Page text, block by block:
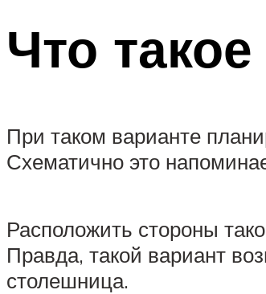
Что
При таком варианте
Схематично это
Расположить стороны
Правда, такой вариант
столешница.